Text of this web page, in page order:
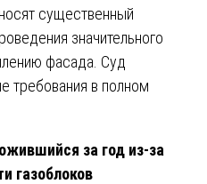
существенный
значительного
фасада. Суд
требования в полном
за год из-за
газоблоков